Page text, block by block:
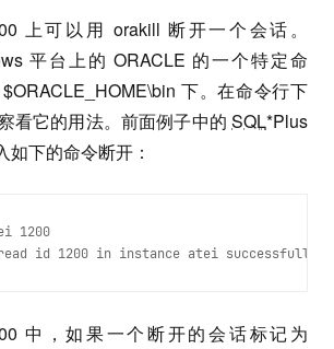
上可以用 orakill 断开一个会话。
平台上的 ORACLE 的一个特定命
下。在命令行下
看它的用法。前面例子中的 SQL*Plus
下的命令断开：
1200
中，如果一个断开的会话标记为